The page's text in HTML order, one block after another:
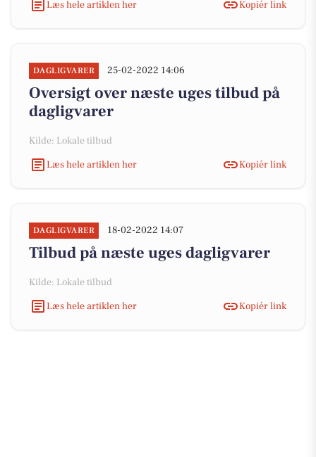
Læs hele artiklen her
Kopiér link
DAGLIGVARER 25-02-2022 14:06
Oversigt over næste uges tilbud på
dagligvarer
Kilde: Lokale tilbud
Læs hele artiklen her
Kopiér link
DAGLIGVARER 18-02-2022 14:07
Tilbud på næste uges dagligvarer
Kilde: Lokale tilbud
Læs hele artiklen her
Kopiér link